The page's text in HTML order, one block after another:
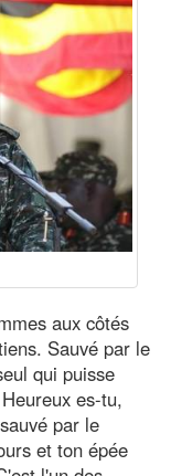
aux côtés
Sauvé par le
qui puisse
es-tu,
par le
et ton épée